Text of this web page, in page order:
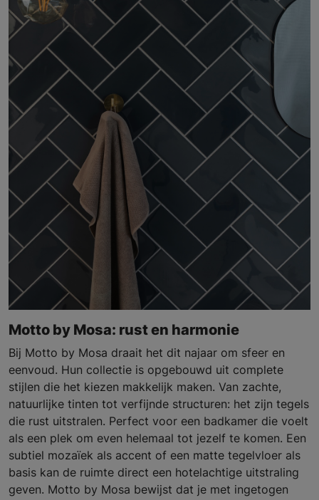
Motto by Mosa: rust en harmonie
Bij Motto by Mosa draait het dit najaar om sfeer en
eenvoud. Hun collectie is opgebouwd uit complete
stijlen die het kiezen makkelijk maken. Van zachte,
natuurlijke tinten tot verfijnde structuren: het zijn tegels
die rust uitstralen. Perfect voor een badkamer die voelt
als een plek om even helemaal tot jezelf te komen. Een
subtiel mozaïek als accent of een matte tegelvloer als
basis kan de ruimte direct een hotelachtige uitstraling
geven. Motto by Mosa bewijst dat je met ingetogen